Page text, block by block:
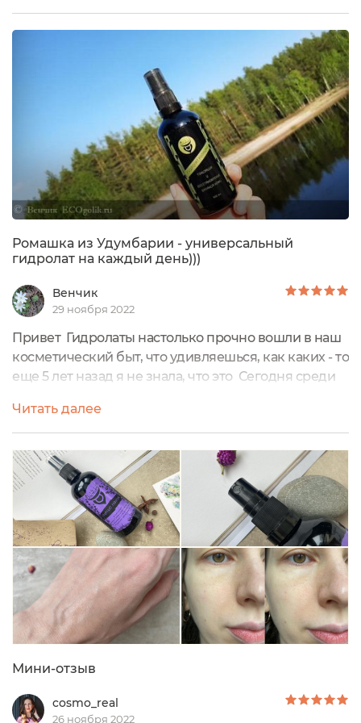
связанная с крапивницей на лице и теле - я могла
пользоваться лишь отваром ромашки. Тогда я
получила в подарок от бренда при заказе мини-
версию флакона гидролата ромашки и этот...
Ромашка из Удумбарии - универсальный
гидролат на каждый день)))
Венчик
29 ноября 2022
Привет Гидролаты настолько прочно вошли в наш
косметический быт, что удивляешься, как каких - то
еще 5 лет назад я не знала, что это Сегодня среди
100500 раз и тем не менее нам всем есть о чем еще
рассказать друг другу и сегодня я расскажу о
гидролате Ромашка от чудесной
Udumbara Гидролат незаменимый помощник и
универсальная палочка - выручалочка...
Читать далее
Мини-отзыв
cosmo_real
26 ноября 2022